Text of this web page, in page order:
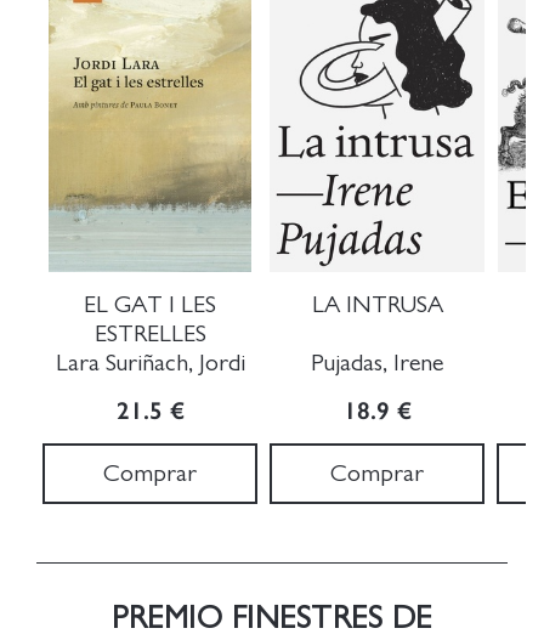
EL GAT I LES
ESTRELLES
Lara Suriñach, Jordi
21.5 €
Comprar
LA INTRUSA
Pujadas, Irene
18.9 €
Comprar
PREMIO FINESTRES DE